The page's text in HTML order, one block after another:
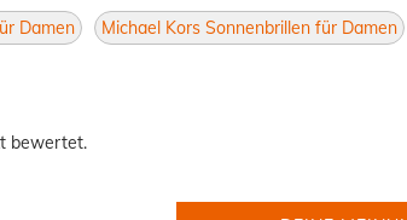
Damen Michael Kors Sonnenbrillen für Damen
bewertet.